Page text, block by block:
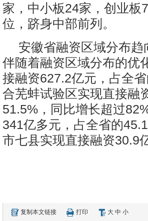
家，中小板24家，创业板
位，跻身中部前列。
安徽省融资区域分布
伴随着融资区域分布的优
接融资627.2亿元，占全
合芜蚌试验区实现直接融
51.5%，同比增长超过
341亿多元，占全省的
市七县实现直接融资30.9
复制本文链接 打印 大 中 小